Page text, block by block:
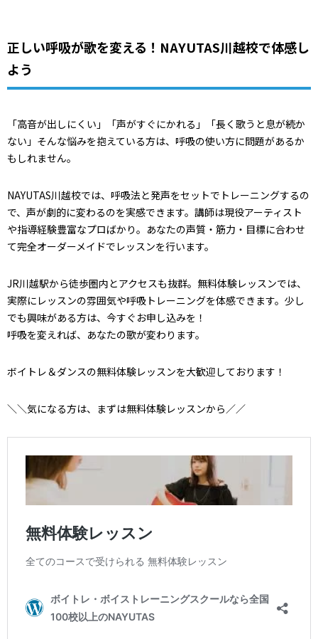
正しい呼吸が歌を変える！NAYUTAS川越校で体感し
よう
「高音が出しにくい」「声がすぐにかれる」「長く歌うと息が続か
ない」そんな悩みを抱えている方は、呼吸の使い方に問題があるか
もしれません。
NAYUTAS川越校では、呼吸法と発声をセットでトレーニングするの
で、声が劇的に変わるのを実感できます。講師は現役アーティスト
や指導経験豊富なプロばかり。あなたの声質・筋力・目標に合わせ
て完全オーダーメイドでレッスンを行います。
JR川越駅から徒歩圏内とアクセスも抜群。無料体験レッスンでは、
実際にレッスンの雰囲気や呼吸トレーニングを体感できます。少し
でも興味がある方は、今すぐお申し込みを！
呼吸を変えれば、あなたの歌が変わります。
ボイトレ＆ダンスの無料体験レッスンを大歓迎しております！
＼＼気になる方は、まずは無料体験レッスンから／／